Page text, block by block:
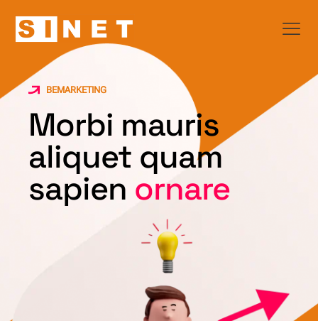
BEMARKETING
Morbi mauris
aliquet quam
sapien ornare